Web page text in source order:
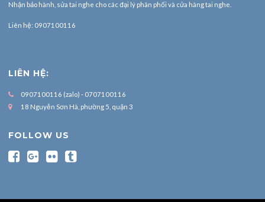
Nhận bảo hành, sửa tai nghe cho các đại lý phân phối và cửa hàng tai nghe.
Liên hệ: 0907100116
LIÊN HỆ:
0907100116 (zalo) - 0707100116
18 Nguyễn Sơn Hà, phường 5, quận 3
FOLLOW US